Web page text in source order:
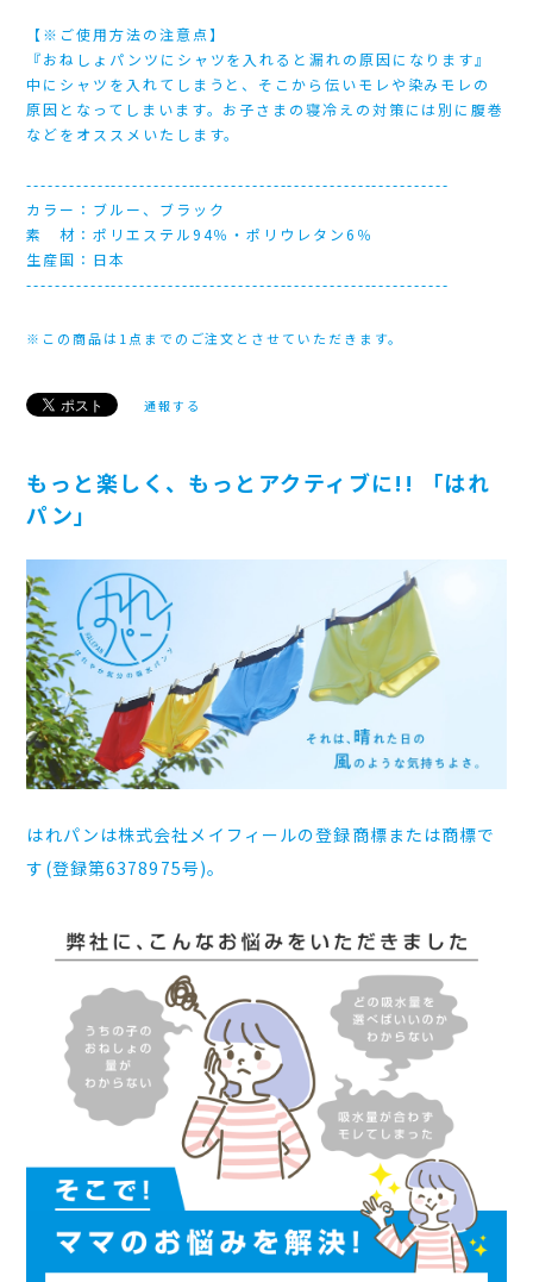
【※ご使用方法の注意点】
『おねしょパンツにシャツを入れると漏れの原因になります』
中にシャツを入れてしまうと、そこから伝いモレや染みモレの
原因となってしまいます。お子さまの寝冷えの対策には別に腹巻
などをオススメいたします。
------------------------------------------------------------
カラー：ブルー、ブラック
素 材：ポリエステル94％・ポリウレタン6％
生産国：日本
------------------------------------------------------------
※この商品は1点までのご注文とさせていただきます。
通報する
もっと楽しく、もっとアクティブに!! 「はれ
パン」
はれパンは株式会社メイフィールの登録商標または商標で
す(登録第6378975号)。